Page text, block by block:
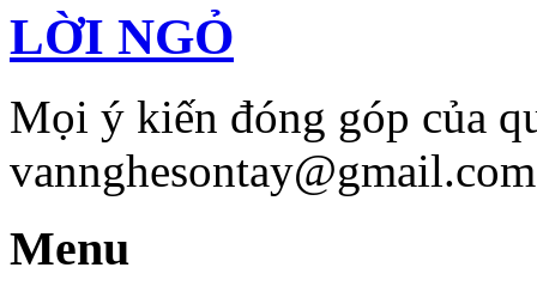
LỜI NGỎ
Mọi ý kiến đóng góp của
Menu